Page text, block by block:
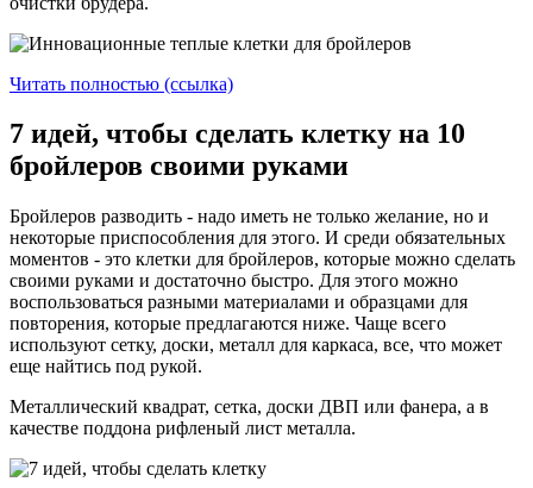
Читать полностью (ссылка)
7 идей, чтобы сделать клетку на 10
бройлеров своими руками
Бройлеров разводить - надо иметь не только желание, но и
некоторые приспособления для этого. И среди обязательных
моментов - это клетки для бройлеров, которые можно сделать
своими руками и достаточно быстро. Для этого можно
воспользоваться разными материалами и образцами для
повторения, которые предлагаются ниже. Чаще всего
используют сетку, доски, металл для каркаса, все, что может
еще найтись под рукой.
Металлический квадрат, сетка, доски ДВП или фанера, а в
качестве поддона рифленый лист металла.